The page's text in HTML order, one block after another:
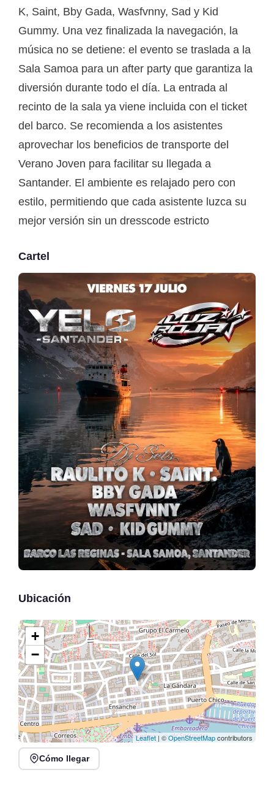
K, Saint, Bby Gada, Wasfvnny, Sad y Kid
Gummy. Una vez finalizada la navegación, la
música no se detiene: el evento se traslada a la
Sala Samoa para un after party que garantiza la
diversión durante todo el día. La entrada al
recinto de la sala ya viene incluida con el ticket
del barco. Se recomienda a los asistentes
aprovechar los beneficios de transporte del
Verano Joven para facilitar su llegada a
Santander. El ambiente es relajado pero con
estilo, permitiendo que cada asistente luzca su
mejor versión sin un dresscode estricto
Cartel
Ubicación
+
−
Leaflet | ©OpenStreetMapcontributors
Cómo llegar